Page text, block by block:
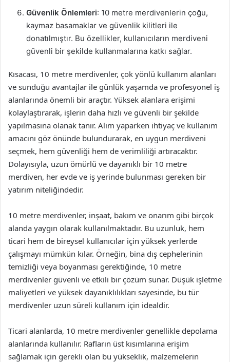
Güvenlik Önlemleri: 10 metre merdivenlerin çoğu,
kaymaz basamaklar ve güvenlik kilitleri ile
donatılmıştır. Bu özellikler, kullanıcıların merdiveni
güvenli bir şekilde kullanmalarına katkı sağlar.
Kısacası, 10 metre merdivenler, çok yönlü kullanım alanları
ve sunduğu avantajlar ile günlük yaşamda ve profesyonel iş
alanlarında önemli bir araçtır. Yüksek alanlara erişimi
kolaylaştırarak, işlerin daha hızlı ve güvenli bir şekilde
yapılmasına olanak tanır. Alım yaparken ihtiyaç ve kullanım
amacını göz önünde bulundurarak, en uygun merdiveni
seçmek, hem güvenliği hem de verimliliği artıracaktır.
Dolayısıyla, uzun ömürlü ve dayanıklı bir 10 metre
merdiven, her evde ve iş yerinde bulunması gereken bir
yatırım niteliğindedir.
10 metre merdivenler, inşaat, bakım ve onarım gibi birçok
alanda yaygın olarak kullanılmaktadır. Bu uzunluk, hem
ticari hem de bireysel kullanıcılar için yüksek yerlerde
çalışmayı mümkün kılar. Örneğin, bina dış cephelerinin
temizliği veya boyanması gerektiğinde, 10 metre
merdivenler güvenli ve etkili bir çözüm sunar. Düşük işletme
maliyetleri ve yüksek dayanıklılıkları sayesinde, bu tür
merdivenler uzun süreli kullanım için idealdir.
Ticari alanlarda, 10 metre merdivenler genellikle depolama
alanlarında kullanılır. Rafların üst kısımlarına erişim
sağlamak için gerekli olan bu yükseklik, malzemelerin